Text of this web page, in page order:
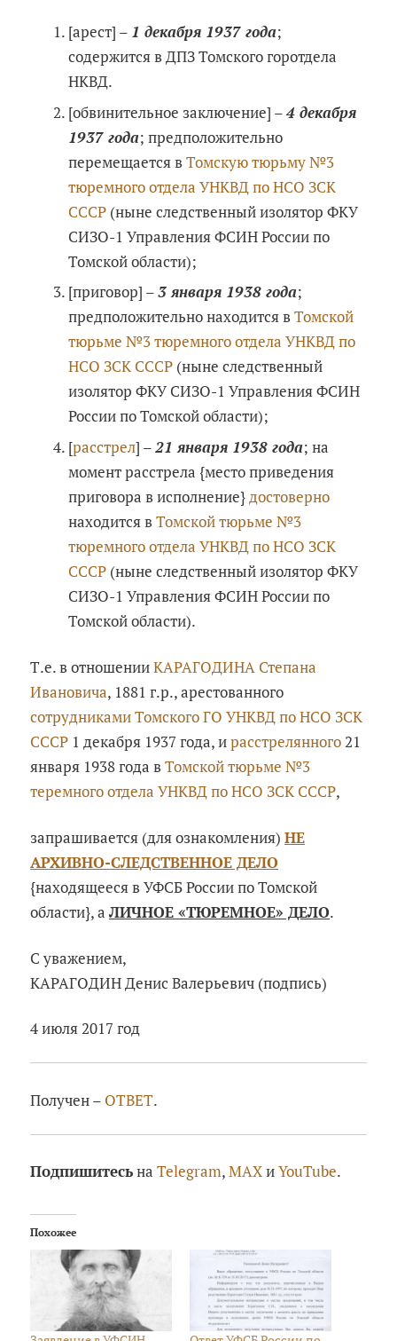
[арест] – 1 декабря 1937 года;
содержится в ДПЗ Томского горотдела
НКВД.
[обвинительное заключение] –4 декабря
1937 года; предположительно
перемещается вТомскую тюрьму №3
тюремного отдела УНКВД по НСО ЗСК
СССР(ныне следственный изолятор ФКУ
СИЗО-1 Управления ФСИН России по
Томской области);
[приговор] –3 января 1938 года;
предположительно находится вТомской
тюрьме №3 тюремного отдела УНКВД по
НСО ЗСК СССР(ныне следственный
изолятор ФКУ СИЗО-1 Управления ФСИН
России по Томской области);
[расстрел] –21 января 1938 года; на
момент расстрела {место приведения
приговора в исполнение}достоверно
находится вТомской тюрьме №3
тюремного отдела УНКВД по НСО ЗСК
СССР(ныне следственный изолятор ФКУ
СИЗО-1 Управления ФСИН России по
Томской области).
Т.е. в отношенииКАРАГОДИНА Степана
Ивановича, 1881 г.р., арестованного
сотрудниками Томского ГО УНКВД по НСО ЗСК
СССР 1 декабря 1937 года, ирасстрелянного21
января 1938 года вТомской тюрьме №3
теремного отдела УНКВД по НСО ЗСК СССР,
запрашивается (для ознакомления)НЕ
АРХИВНО-СЛЕДСТВЕННОЕ ДЕЛО
{находящееся в УФСБ России по Томской
области}, аЛИЧНОЕ «ТЮРЕМНОЕ» ДЕЛО.
С уважением,
КАРАГОДИН Денис Валерьевич (подпись)
4 июля 2017 год
Получен – ОТВЕТ.
ПодпишитесьнаTelegram,MAXиYouTube.
Похожее